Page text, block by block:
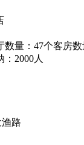
数量：47个客房数
：2000人
路